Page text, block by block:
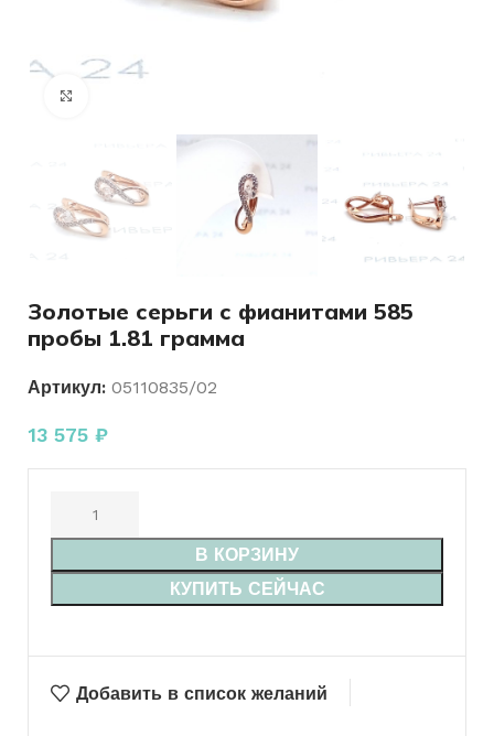
Золотые серьги с фианитами 585
пробы 1.81 грамма
Артикул: 05110835/02
13 575 ₽
В КОРЗИНУ
КУПИТЬ СЕЙЧАС
Добавить в список желаний